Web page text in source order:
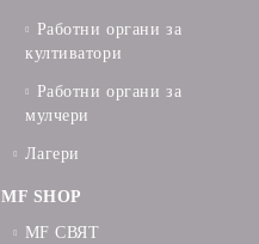
Работни органи за
култиватори
Работни органи за
мулчери
Лагери
MF SHOP
MF СВЯТ